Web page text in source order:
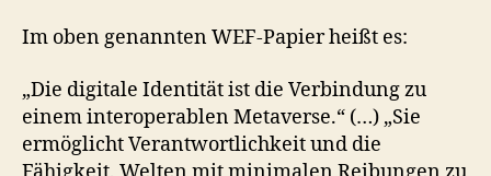
Im oben genannten WEF-Papier heißt es:
„Die digitale Identität ist die Verbindung zu
einem interoperablen Metaverse.“ (…) „Sie
ermöglicht Verantwortlichkeit und die